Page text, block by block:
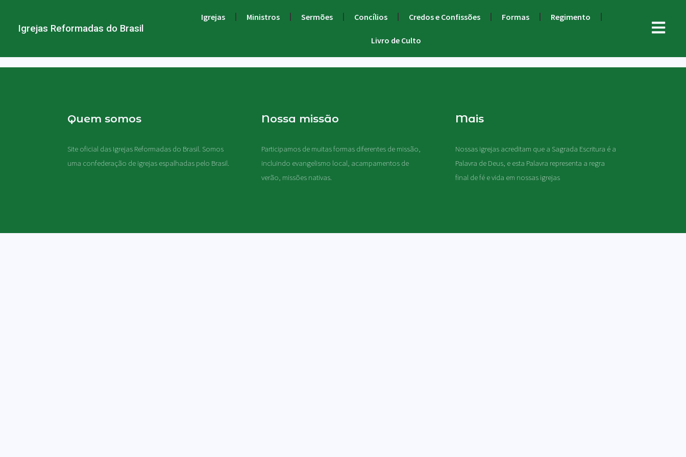
Igrejas Reformadas do Brasil
Igrejas Ministros Sermões Concílios Credos e Confissões Formas Regimento
Livro de Culto
Quem somos
Site oficial das Igrejas Reformadas do Brasil. Somos
uma confederação de igrejas espalhadas pelo Brasil.
Nossa missão
Participamos de muitas formas diferentes de missão,
incluindo evangelismo local, acampamentos de
verão, missões nativas.
Mais
Nossas igrejas acreditam que a Sagrada Escritura é a
Palavra de Deus, e esta Palavra representa a regra
final de fé e vida em nossas igrejas